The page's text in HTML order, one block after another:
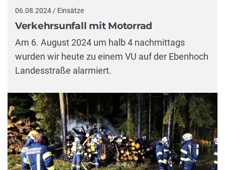
06.08.2024 / Einsätze
Verkehrsunfall mit Motorrad
Am 6. August 2024 um halb 4 nachmittags
wurden wir heute zu einem VU auf der Ebenhoch
Landesstraße alarmiert.